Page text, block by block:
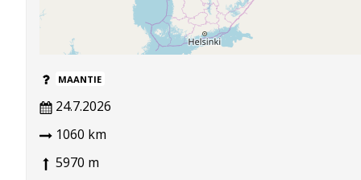
MAANTIE
24.7.2026
1060 km
5970 m